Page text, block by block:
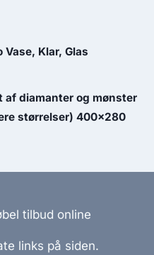
Vase, Klar, Glas
af diamanter og mønster
størrelser) 400x280
tilbud online
links på siden.